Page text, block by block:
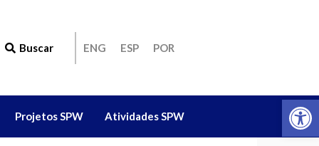
Buscar ENG ESP POR
Projetos SPW Atividades SPW